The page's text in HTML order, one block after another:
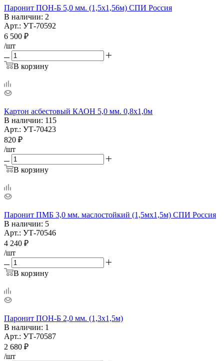
Паронит ПОН-Б 5,0 мм. (1,5х1,56м) СПИ Россия
В наличии: 2
Арт.: УТ-70592
6 500 ₽
/шт
В корзину
Картон асбестовый КАОН 5,0 мм. 0,8х1,0м
В наличии: 115
Арт.: УТ-70423
820 ₽
/шт
В корзину
Паронит ПМБ 3,0 мм. маслостойкий (1,5мх1,5м) СПИ Россия
В наличии: 5
Арт.: УТ-70546
4 240 ₽
/шт
В корзину
Паронит ПОН-Б 2,0 мм. (1,3х1,5м)
В наличии: 1
Арт.: УТ-70587
2 680 ₽
/шт